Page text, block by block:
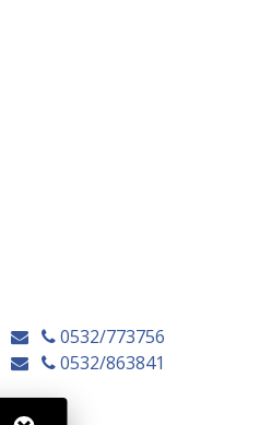
0532/773756
0532/863841